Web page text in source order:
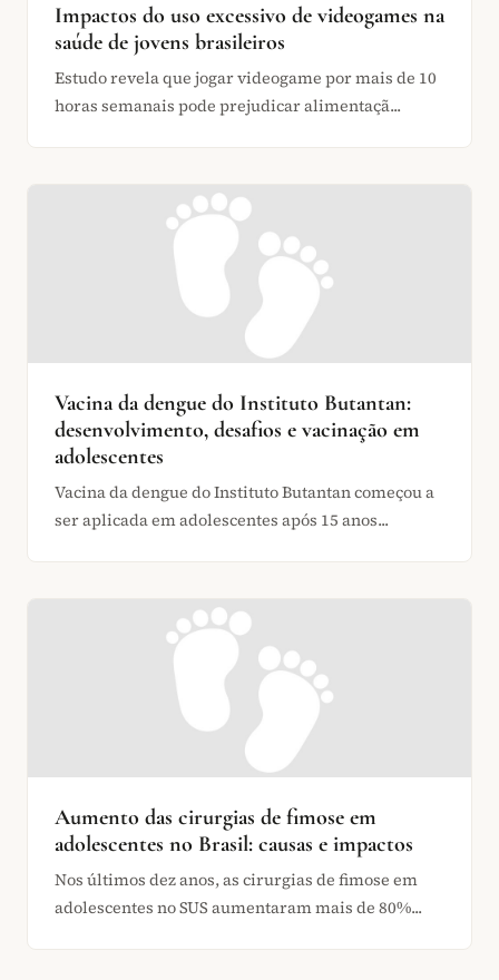
Impactos do uso excessivo de videogames na
saúde de jovens brasileiros
Estudo revela que jogar videogame por mais de 10
horas semanais pode prejudicar alimentaçã...
Vacina da dengue do Instituto Butantan:
desenvolvimento, desafios e vacinação em
adolescentes
Vacina da dengue do Instituto Butantan começou a
ser aplicada em adolescentes após 15 anos...
Aumento das cirurgias de fimose em
adolescentes no Brasil: causas e impactos
Nos últimos dez anos, as cirurgias de fimose em
adolescentes no SUS aumentaram mais de 80%...